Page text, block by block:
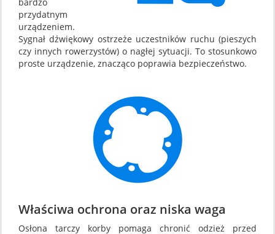
bardzo
przydatnym
urządzeniem.
Sygnał dźwiękowy ostrzeże uczestników ruchu (pieszych
czy innych rowerzystów) o nagłej sytuacji. To stosunkowo
proste urządzenie, znacząco poprawia bezpieczeństwo.
Właściwa ochrona oraz niska waga
Osłona tarczy korby pomaga chronić odzież przed